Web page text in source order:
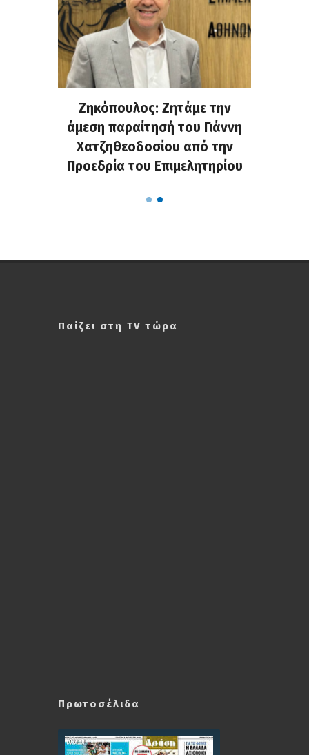
Ζηκόπουλος: Ζητάμε την
άμεση παραίτησή του Γιάννη
Χατζηθεοδοσίου από την
Προεδρία του Επιμελητηρίου
Παίζει στη TV τώρα
Πρωτοσέλιδα